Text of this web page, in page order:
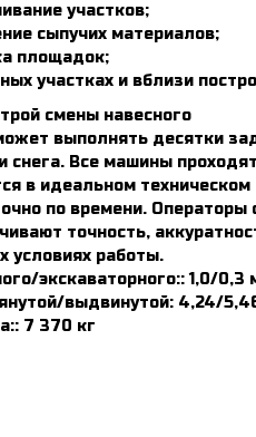
участков;
сыпучих материалов;
площадок;
участках и вблизи
смены навесного
выполнять десятки
снега. Все машины проходят
в идеальном техническом
по времени. Операторы
точность,
условиях работы.
экскаваторного:: 1,0/0,3
выдвинутой: 4,24/
7 370 кг